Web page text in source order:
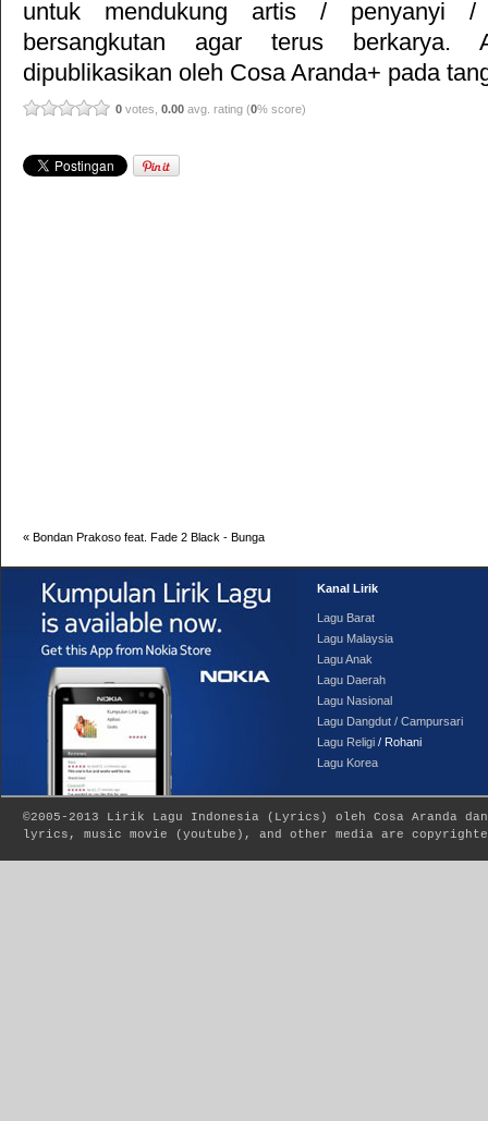
untuk mendukung artis / penyanyi
bersangkutan agar terus berkarya.
dipublikasikan oleh Cosa Aranda+ pada
0 votes, 0.00 avg. rating (0% score)
« Bondan Prakoso feat. Fade 2 Black - Bunga
Kanal Lirik
Lagu Barat
Lagu Malaysia
Lagu Anak
Lagu Daerah
Lagu Nasional
Lagu Dangdut / Campursari
Lagu Religi / Rohani
Lagu Korea
©2005-2013 Lirik Lagu Indonesia ( Lyrics ) oleh Cosa Aranda
lyrics, music movie (youtube), and other media are